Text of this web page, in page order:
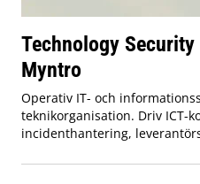
Technology
Myntro
Operativ IT- och
teknikorganisation. Driv ICT-
incidenthantering,